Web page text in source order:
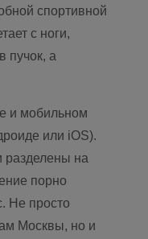
спортивной
с ноги,
пучок, а
и мобильном
или iOS).
разделены на
порно
Не просто
Москвы, но и